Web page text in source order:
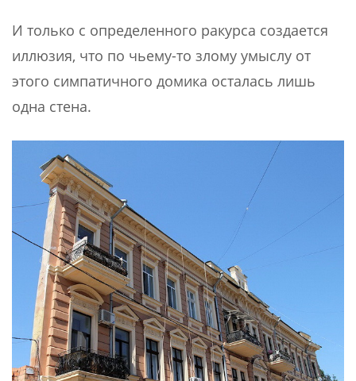
И только с определенного ракурса создается
иллюзия, что по чьему-то злому умыслу от
этого симпатичного домика осталась лишь
одна стена.